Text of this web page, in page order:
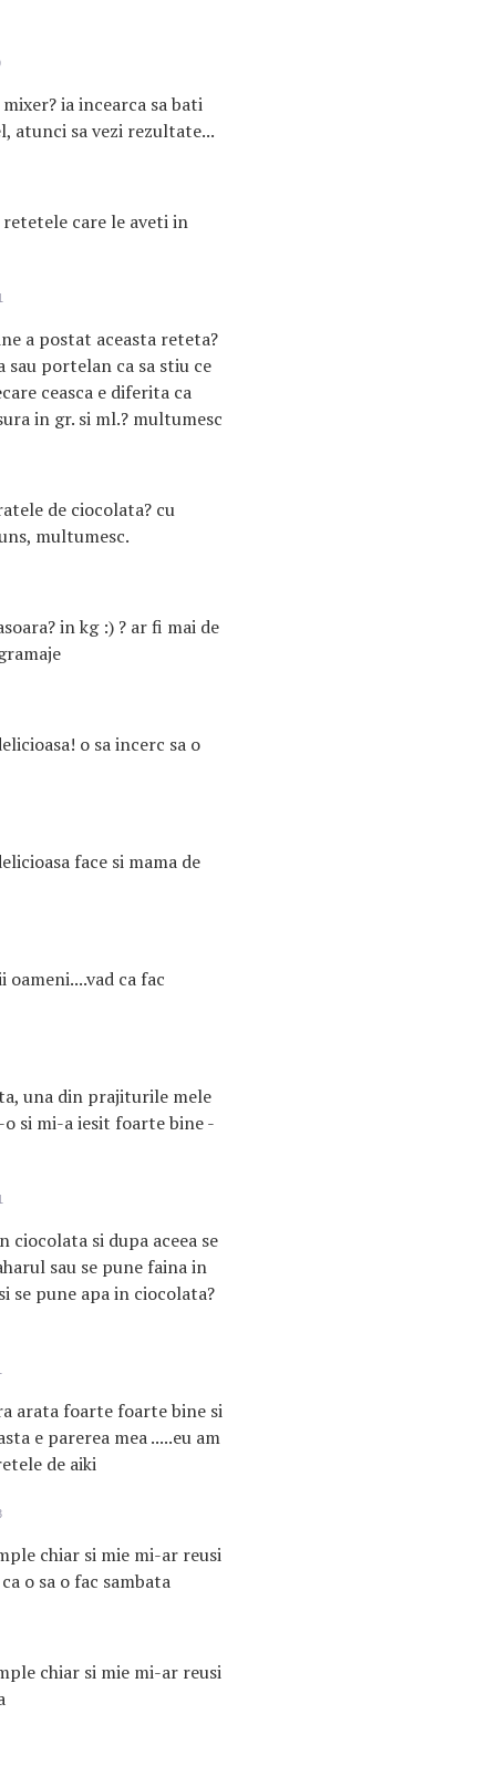
ia incearca sa bati
atunci sa vezi rezultate...
care le aveti in
a postat aceasta reteta?
sau portelan ca sa stiu ce
ceasca e diferita ca
in gr. si ml.? multumesc
de ciocolata? cu
multumesc.
in kg :) ? ar fi mai de
o sa incerc sa o
face si mama de
ca fac
una din prajiturile mele
si mi-a iesit foarte bine -
ciocolata si dupa aceea se
sau se pune faina in
se pune apa in ciocolata?
arata foarte foarte bine si
e parerea mea .....eu am
de aiki
chiar si mie mi-ar reusi
o sa o fac sambata
chiar si mie mi-ar reusi